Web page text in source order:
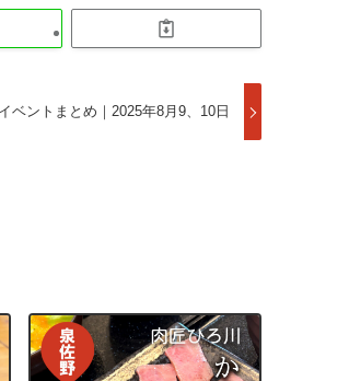
ベントまとめ｜2025年8月9、10日